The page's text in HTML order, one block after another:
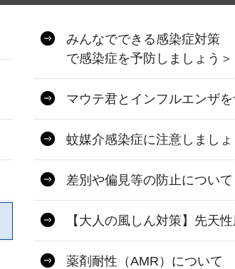
みんなでできる感染症対策
で感染症を予防しましょう＞
マウテ君とインフルエンザを
蚊媒介感染症に注意しましょ
差別や偏見等の防止について
【大人の風しん対策】先天
薬剤耐性（AMR）について